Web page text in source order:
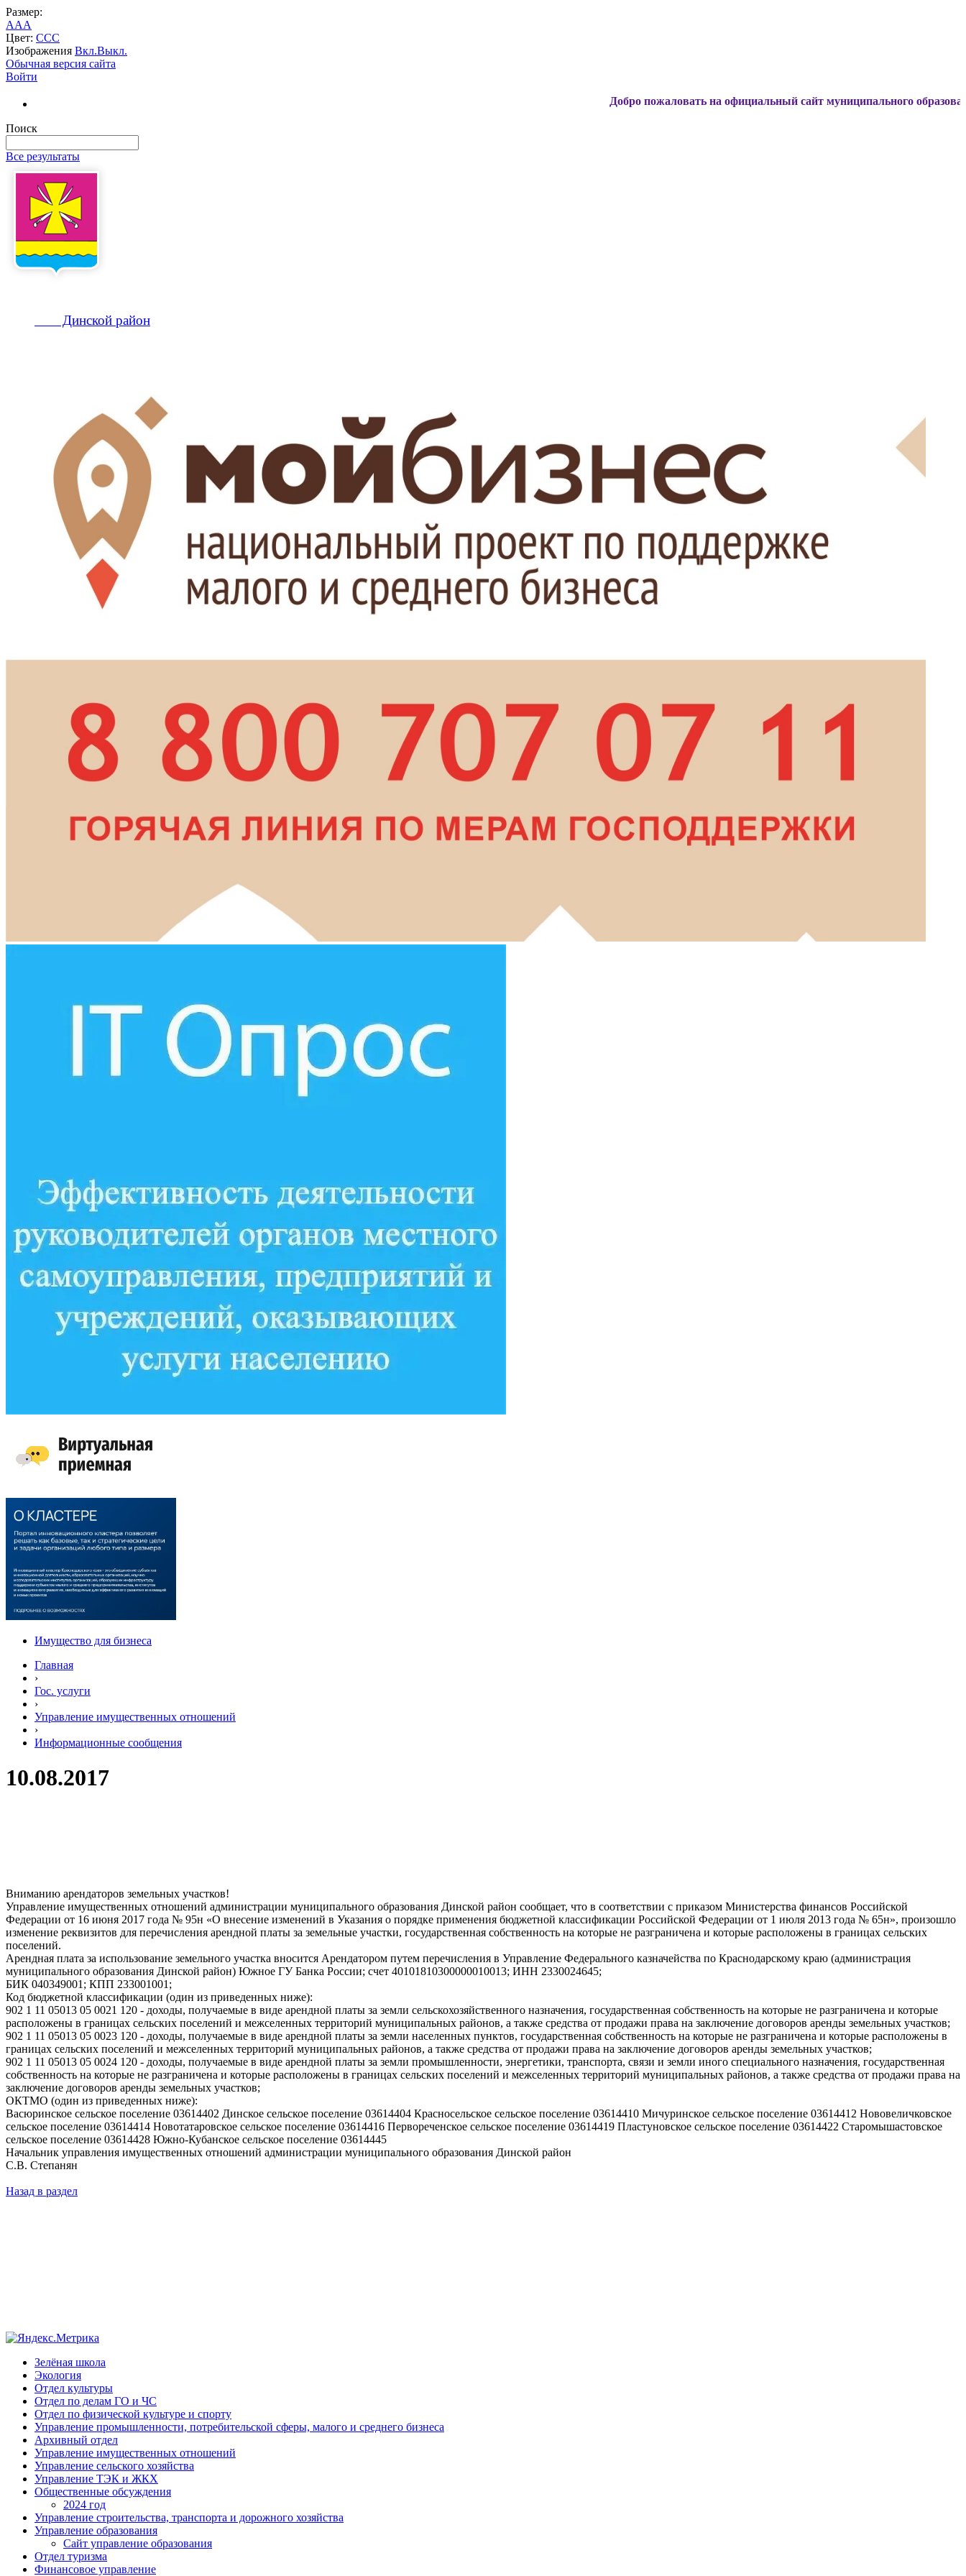
Размер:
AAA
Цвет: CCC
Изображения Вкл.Выкл.
Обычная версия сайта
Войти
Добро пожаловать на официальный сайт муниципального образования
Поиск
Все результаты
Динской район
Имущество для бизнеса
Главная
›
Гос. услуги
›
Управление имущественных отношений
›
Информационные сообщения
10.08.2017
Вниманию арендаторов земельных участков!
Управление имущественных отношений администрации муниципального образования Динской район сообщает, что в соответствии с приказом Министерства финансов Российской
Федерации от 16 июня 2017 года № 95н «О внесение изменений в Указания о порядке применения бюджетной классификации Российской Федерации от 1 июля 2013 года № 65н», произошло
изменение реквизитов для перечисления арендной платы за земельные участки, государственная собственность на которые не разграничена и которые расположены в границах сельских
поселений.
Арендная плата за использование земельного участка вносится Арендатором путем перечисления в Управление Федерального казначейства по Краснодарскому краю (администрация
муниципального образования Динской район) Южное ГУ Банка России; счет 40101810300000010013; ИНН 2330024645;
БИК 040349001; КПП 233001001;
Код бюджетной классификации (один из приведенных ниже):
902 1 11 05013 05 0021 120 - доходы, получаемые в виде арендной платы за земли сельскохозяйственного назначения, государственная собственность на которые не разграничена и которые
расположены в границах сельских поселений и межселенных территорий муниципальных районов, а также средства от продажи права на заключение договоров аренды земельных участков;
902 1 11 05013 05 0023 120 - доходы, получаемые в виде арендной платы за земли населенных пунктов, государственная собственность на которые не разграничена и которые расположены в
границах сельских поселений и межселенных территорий муниципальных районов, а также средства от продажи права на заключение договоров аренды земельных участков;
902 1 11 05013 05 0024 120 - доходы, получаемые в виде арендной платы за земли промышленности, энергетики, транспорта, связи и земли иного специального назначения, государственная
собственность на которые не разграничена и которые расположены в границах сельских поселений и межселенных территорий муниципальных районов, а также средства от продажи права на
заключение договоров аренды земельных участков;
ОКТМО (один из приведенных ниже):
Васюринское сельское поселение 03614402 Динское сельское поселение 03614404 Красносельское сельское поселение 03614410 Мичуринское сельское поселение 03614412 Нововеличковское
сельское поселение 03614414 Новотатаровское сельское поселение 03614416 Первореченское сельское поселение 03614419 Пластуновское сельское поселение 03614422 Старомышастовское
сельское поселение 03614428 Южно-Кубанское сельское поселение 03614445
Начальник управления имущественных отношений администрации муниципального образования Динской район
С.В. Степанян
Назад в раздел
Зелёная школа
Экология
Отдел культуры
Отдел по делам ГО и ЧС
Отдел по физической культуре и спорту
Управление промышленности, потребительской сферы, малого и среднего бизнеса
Архивный отдел
Управление имущественных отношений
Управление сельского хозяйства
Управление ТЭК и ЖКХ
Общественные обсуждения
2024 год
Управление строительства, транспорта и дорожного хозяйства
Управление образования
Сайт управление образования
Отдел туризма
Финансовое управление